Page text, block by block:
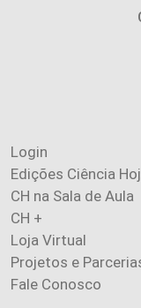
Login
Edições Ciência
CH na Sala de Aula
CH +
Loja Virtual
Projetos e
Fale Conosco